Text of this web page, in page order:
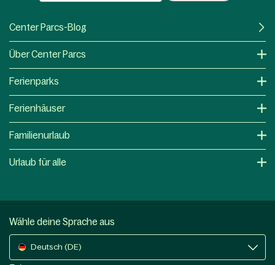
Center Parcs-Blog
Über Center Parcs
Ferienparks
Ferienhäuser
Familienurlaub
Urlaub für alle
Wähle deine Sprache aus
Deutsch (DE)